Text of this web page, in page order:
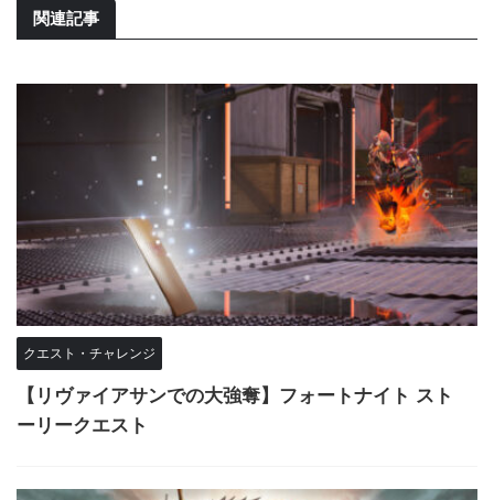
関連記事
クエスト・チャレンジ
【リヴァイアサンでの大強奪】フォートナイト スト
ーリークエスト